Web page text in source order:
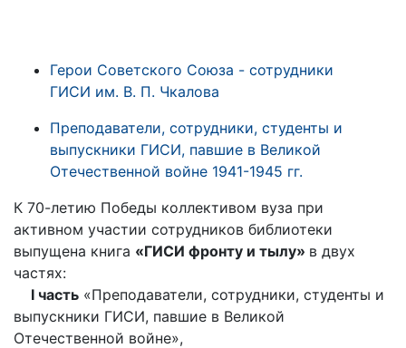
Герои Советского Союза - сотрудники
ГИСИ им. В. П. Чкалова
Преподаватели, сотрудники, студенты и
выпускники ГИСИ, павшие в Великой
Отечественной войне 1941-1945 гг.
К 70-летию Победы коллективом вуза при
активном участии сотрудников библиотеки
выпущена книга «ГИСИ фронту и тылу» в двух
частях:
I часть «Преподаватели, сотрудники, студенты и
выпускники ГИСИ, павшие в Великой
Отечественной войне»,